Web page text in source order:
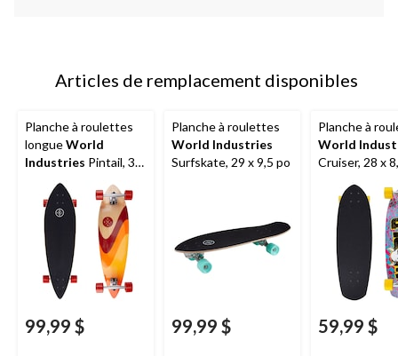
Articles de remplacement disponibles
Planche à roulettes
longueWorld
Industries Pintail, 36
x 9,5 po
99,99 $
Planche à roulettes
World Industries
Surfskate, 29 x 9,5 po
99,99 $
Planche à
World
Cruiser, 28 x
59,99 $